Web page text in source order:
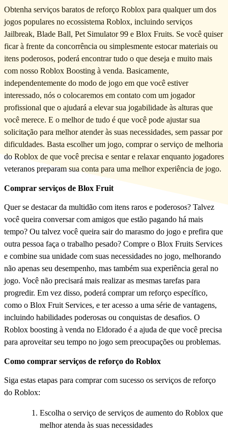
Obtenha serviços baratos de reforço Roblox para qualquer um dos
jogos populares no ecossistema Roblox, incluindo serviços
Jailbreak, Blade Ball, Pet Simulator 99 e Blox Fruits. Se você quiser
ficar à frente da concorrência ou simplesmente estocar materiais ou
itens poderosos, poderá encontrar tudo o que deseja e muito mais
com nosso Roblox Boosting à venda. Basicamente,
independentemente do modo de jogo em que você estiver
interessado, nós o colocaremos em contato com um jogador
profissional que o ajudará a elevar sua jogabilidade às alturas que
você merece. E o melhor de tudo é que você pode ajustar sua
solicitação para melhor atender às suas necessidades, sem passar por
dificuldades. Basta escolher um jogo, comprar o serviço de melhoria
do Roblox de que você precisa e sentar e relaxar enquanto jogadores
veteranos preparam sua conta para uma melhor experiência de jogo.
Comprar serviços de Blox Fruit
Quer se destacar da multidão com itens raros e poderosos? Talvez
você queira conversar com amigos que estão pagando há mais
tempo? Ou talvez você queira sair do marasmo do jogo e prefira que
outra pessoa faça o trabalho pesado? Compre o Blox Fruits Services
e combine sua unidade com suas necessidades no jogo, melhorando
não apenas seu desempenho, mas também sua experiência geral no
jogo. Você não precisará mais realizar as mesmas tarefas para
progredir. Em vez disso, poderá comprar um reforço específico,
como o Blox Fruit Services, e ter acesso a uma série de vantagens,
incluindo habilidades poderosas ou conquistas de desafios. O
Roblox boosting à venda no Eldorado é a ajuda de que você precisa
para aproveitar seu tempo no jogo sem preocupações ou problemas.
Como comprar serviços de reforço do Roblox
Siga estas etapas para comprar com sucesso os serviços de reforço
do Roblox:
Escolha o serviço de serviços de aumento do Roblox que
melhor atenda às suas necessidades